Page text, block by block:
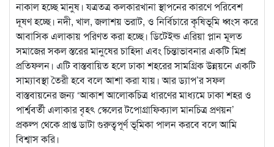
নাকাল হচ্ছে মানুষ। যত্রতত্র কলকারখানা স্থাপনের কারণে পরিবেশ
দূষণ হচ্ছে। নদী, খাল, জলাশয় ভরাট, ও নির্বিচারে কৃষিভূমি ধ্বংস করে
আবাসিক এলাকায় পরিণত করা হচ্ছে। ডিটেইল্ড এরিয়া প্লান মূলত
সমাজের সকল স্তরের মানুষের চাহিদা এবং চিন্তাভাবনার একটি মিশ্র
প্রতিফলন। এটি বাস্তবায়িত হলে ঢাকা শহরের সামগ্রিক উন্নয়নে একটি
সাম্যাবস্থা তৈরী হবে বলে আশা করা যায়। আর ড্যাপ’র সফল
বাস্তবায়নের জন্য ‘আকাশ আলোকচিত্র ধারণের মাধ্যমে ঢাকা শহর ও
পার্শ্ববর্তী এলাকার বৃহৎ স্কেলের টপোগ্রাফিক্যাল মানচিত্র প্রণয়ন’
প্রকল্প থেকে প্রাপ্ত ডাটা গুরুত্বপূর্ণ ভূমিকা পালন করবে বলে আমি
বিশ্বাস করি।